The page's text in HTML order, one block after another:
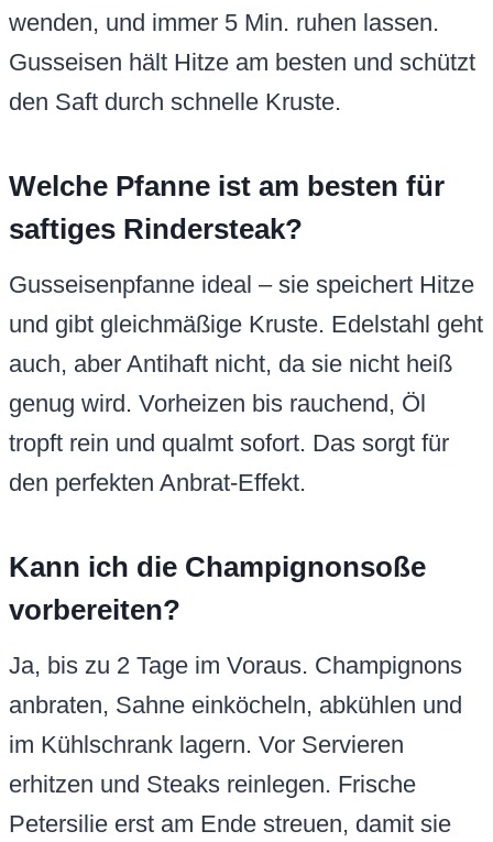
wenden, und immer 5 Min. ruhen lassen.
Gusseisen hält Hitze am besten und schützt
den Saft durch schnelle Kruste.
Welche Pfanne ist am besten für
saftiges Rindersteak?
Gusseisenpfanne ideal – sie speichert Hitze
und gibt gleichmäßige Kruste. Edelstahl geht
auch, aber Antihaft nicht, da sie nicht heiß
genug wird. Vorheizen bis rauchend, Öl
tropft rein und qualmt sofort. Das sorgt für
den perfekten Anbrat-Effekt.
Kann ich die Champignonsoße
vorbereiten?
Ja, bis zu 2 Tage im Voraus. Champignons
anbraten, Sahne einköcheln, abkühlen und
im Kühlschrank lagern. Vor Servieren
erhitzen und Steaks reinlegen. Frische
Petersilie erst am Ende streuen, damit sie